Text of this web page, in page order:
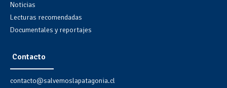
Noticias
Lecturas recomendadas
Documentales y reportajes
Contacto
contacto@salvemoslapatagonia.cl